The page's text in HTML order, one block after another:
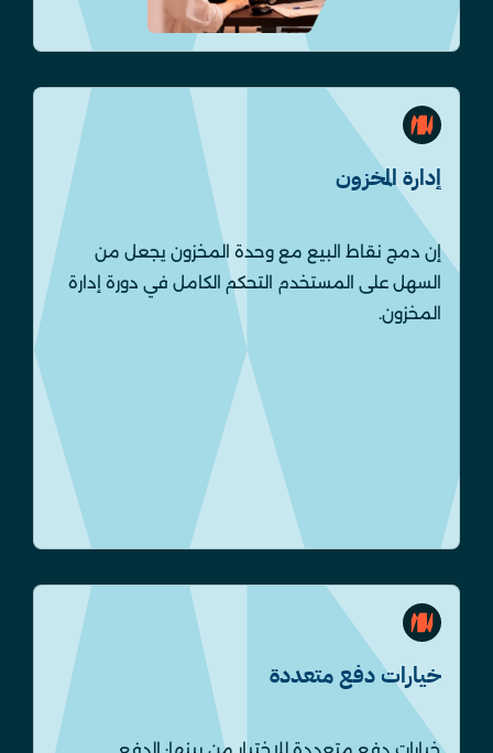
إدارة المخزون
إن دمج نقاط البيع مع وحدة المخزون يجعل من
السهل على المستخدم التحكم الكامل في دورة إدارة
المخزون.
خيارات دفع متعددة